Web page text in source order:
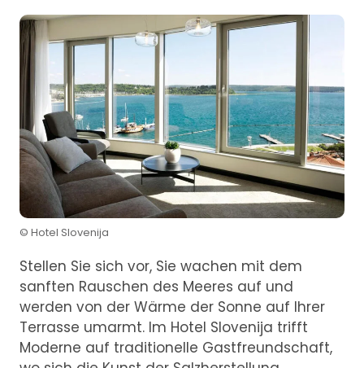
© Hotel Slovenija
Stellen Sie sich vor, Sie wachen mit dem
sanften Rauschen des Meeres auf und
werden von der Wärme der Sonne auf Ihrer
Terrasse umarmt. Im Hotel Slovenija trifft
Moderne auf traditionelle Gastfreundschaft,